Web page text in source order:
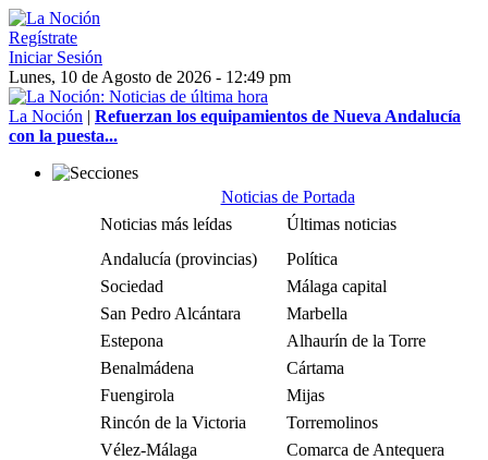
Regístrate
Iniciar Sesión
Lunes, 10 de Agosto de 2026 - 12:49 pm
La Noción | Refuerzan los equipamientos de Nueva Andalucía
con la puesta...
Noticias de Portada
Noticias más leídas
Últimas noticias
Andalucía (provincias)
Política
Sociedad
Málaga capital
San Pedro Alcántara
Marbella
Estepona
Alhaurín de la Torre
Benalmádena
Cártama
Fuengirola
Mijas
Rincón de la Victoria
Torremolinos
Vélez-Málaga
Comarca de Antequera